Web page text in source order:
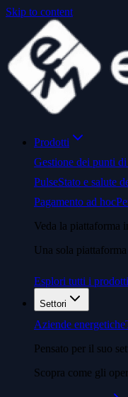
Skip to content
Prodotti
Gestione dei punti
PulseStato e salute
Pagamento ad hoc
Veda la piattaforma
Una sola
Esplori tutti i prodotti
Settori
Aziende energetiche
Pensato per il suo
Scopra come gli